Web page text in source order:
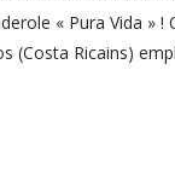
« Pura Vida »
(Costa Ricains)